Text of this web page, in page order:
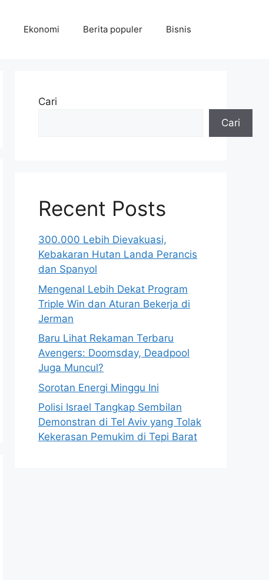
Ekonomi Berita populer Bisnis
Cari
Cari
Recent Posts
300.000 Lebih Dievakuasi,
Kebakaran Hutan Landa Perancis
dan Spanyol
Mengenal Lebih Dekat Program
Triple Win dan Aturan Bekerja di
Jerman
Baru Lihat Rekaman Terbaru
Avengers: Doomsday, Deadpool
Juga Muncul?
Sorotan Energi Minggu Ini
Polisi Israel Tangkap Sembilan
Demonstran di Tel Aviv yang Tolak
Kekerasan Pemukim di Tepi Barat